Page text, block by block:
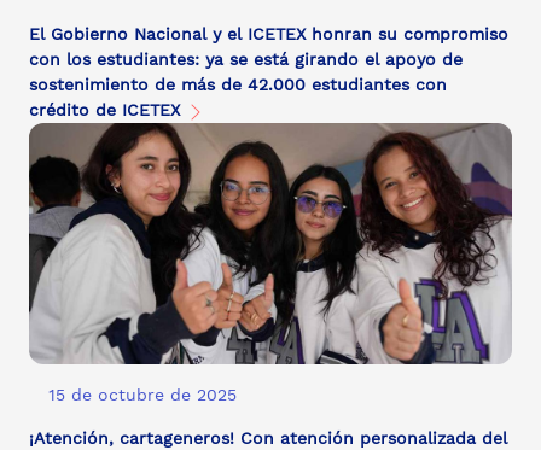
El Gobierno Nacional y el ICETEX honran su compromiso
con los estudiantes: ya se está girando el apoyo de
sostenimiento de más de 42.000 estudiantes con
crédito de ICETEX
15 de octubre de 2025
¡Atención, cartageneros! Con atención personalizada del